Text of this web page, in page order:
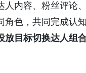
人内容、粉丝评论
色，共同完成认
放目标切换达人组